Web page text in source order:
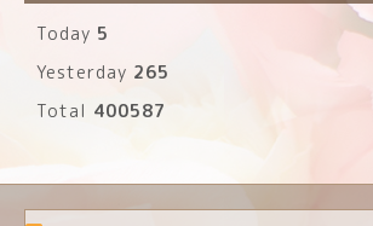
Today 5
Yesterday 265
Total 400587